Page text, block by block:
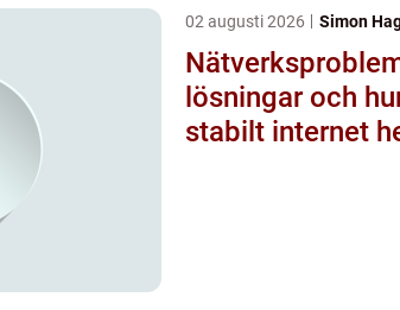
02 augusti 2026 Simon
Nätverksproblem
lösningar och
stabilt internet